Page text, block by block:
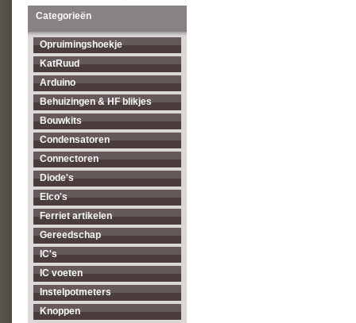
Categorieën
Opruimingshoekje
KatRuud
Arduino
Behuizingen & HF blikjes
Bouwkits
Condensatoren
Connectoren
Diode's
Elco's
Ferriet artikelen
Gereedschap
IC's
IC voeten
Instelpotmeters
Knoppen